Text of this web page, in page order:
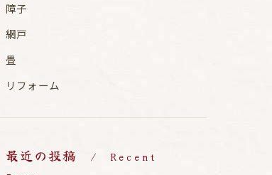
障子
網戸
畳
リフォーム
最近の投稿
Recent